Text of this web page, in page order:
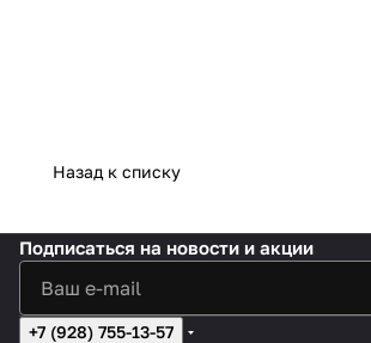
Назад к списку
Подписаться на новости и акции
+7 (928) 755-13-57